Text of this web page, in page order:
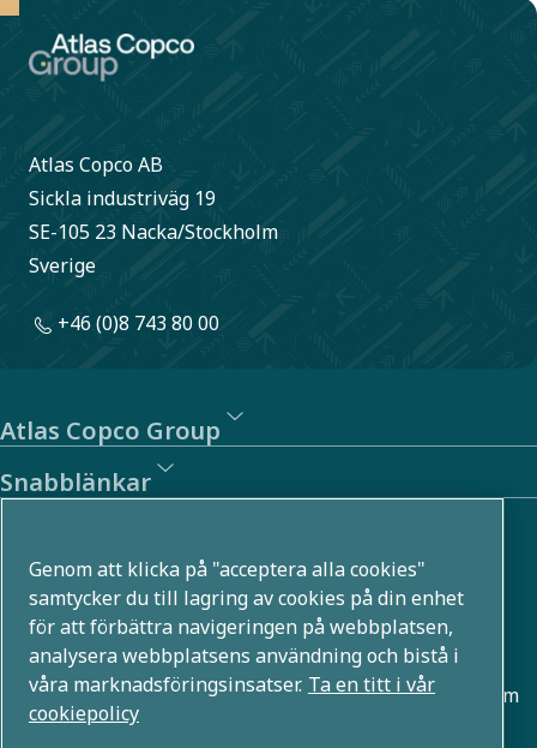
Atlas Copco AB
Sickla industriväg 19
SE-105 23 Nacka/Stockholm
Sverige
+46 (0)8 743 80 00
Atlas Copco Group
Snabblänkar
Atlas Copco Group utvecklar innovativa lösningar i flera
affärsområden, till exempel inom tryckluft, vakuum,
industri- och energiteknik. Med en global portfölj som
rymmer över 80 varumärken möjliggör vi teknologier som
formar framtiden.
Genom att klicka på "acceptera alla cookies"
samtycker du till lagring av cookies på din enhet
för att förbättra navigeringen på webbplatsen,
analysera webbplatsens användning och bistå i
våra marknadsföringsinsatser. Ta en titt i vår
cookiepolicy